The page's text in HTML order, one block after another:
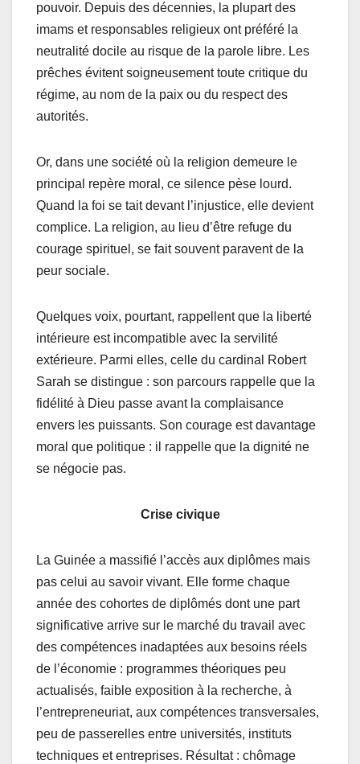
pouvoir. Depuis des décennies, la plupart des
imams et responsables religieux ont préféré la
neutralité docile au risque de la parole libre. Les
prêches évitent soigneusement toute critique du
régime, au nom de la paix ou du respect des
autorités.
Or, dans une société où la religion demeure le
principal repère moral, ce silence pèse lourd.
Quand la foi se tait devant l’injustice, elle devient
complice. La religion, au lieu d’être refuge du
courage spirituel, se fait souvent paravent de la
peur sociale.
Quelques voix, pourtant, rappellent que la liberté
intérieure est incompatible avec la servilité
extérieure. Parmi elles, celle du cardinal Robert
Sarah se distingue : son parcours rappelle que la
fidélité à Dieu passe avant la complaisance
envers les puissants. Son courage est davantage
moral que politique : il rappelle que la dignité ne
se négocie pas.
Crise civique
La Guinée a massifié l’accès aux diplômes mais
pas celui au savoir vivant. Elle forme chaque
année des cohortes de diplômés dont une part
significative arrive sur le marché du travail avec
des compétences inadaptées aux besoins réels
de l’économie : programmes théoriques peu
actualisés, faible exposition à la recherche, à
l’entrepreneuriat, aux compétences transversales,
peu de passerelles entre universités, instituts
techniques et entreprises. Résultat : chômage